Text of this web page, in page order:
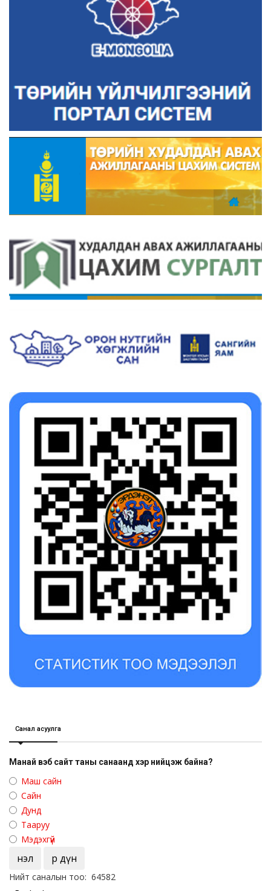
Санал асуулга
Манай вэб сайт таны санаанд хэр нийцэж байна?
Маш сайн
Сайн
Дунд
Тааруу
Мэдэхгүй
Үнэл Үр дүн
Нийт саналын тоо: 64582